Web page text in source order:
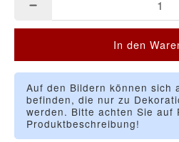
In den
Auf den Bildern können sich
befinden, die nur zu
werden. Bitte achten Sie auf
Produktbeschreibung!